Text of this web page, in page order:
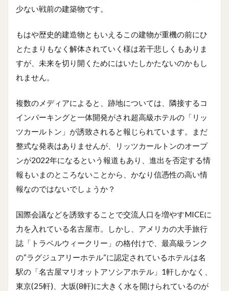
少ない戦前の建築物です。
もはや歴史的建造物ともいえるこの建物が重機の前にひ
とたまりもなく解体されていく様は若干悲しくもありま
すが、未来を切り開くためにはいたしかたないのかもし
れません。
複数のメディアによると、跡地については、隣接するコ
インパーキングと一体開発がされ超高級ホテルの「リッ
ツカールトン」が誘致されると報じられています。まだ
整式な発表はありませんが、リッツカールトンのオープ
ンが2022年になるという報道もあり、進出を否定する情
報もいまのところないことから、かなり信憑性の高い情
報なのではないでしょうか？
国際会議などを誘致することで交流人口を増やすMICEに
力を入れている名古屋市。しかし、アメリカの大手旅行
誌「トラベルウィークリー」の格付けで、最高級ランク
の“ラグジュアリーホテル“に認定されているホテルは名
駅の「名古屋マリオットアソシアホテル」1軒しかなく、
東京(25軒)、大坂(8軒)に大きく水を開けられているのが